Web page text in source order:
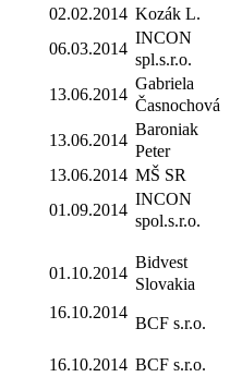
02.02.2014 Kozák L.
06.03.2014
INCON
spl.s.r.o.
13.06.2014
Gabriela
Časnochová
13.06.2014
Baroniak
Peter
13.06.2014 MŠ SR
01.09.2014
INCON
spol.s.r.o.
01.10.2014
16.10.2014
Bidvest
Slovakia
BCF s.r.o.
16.10.2014 BCF s.r.o.